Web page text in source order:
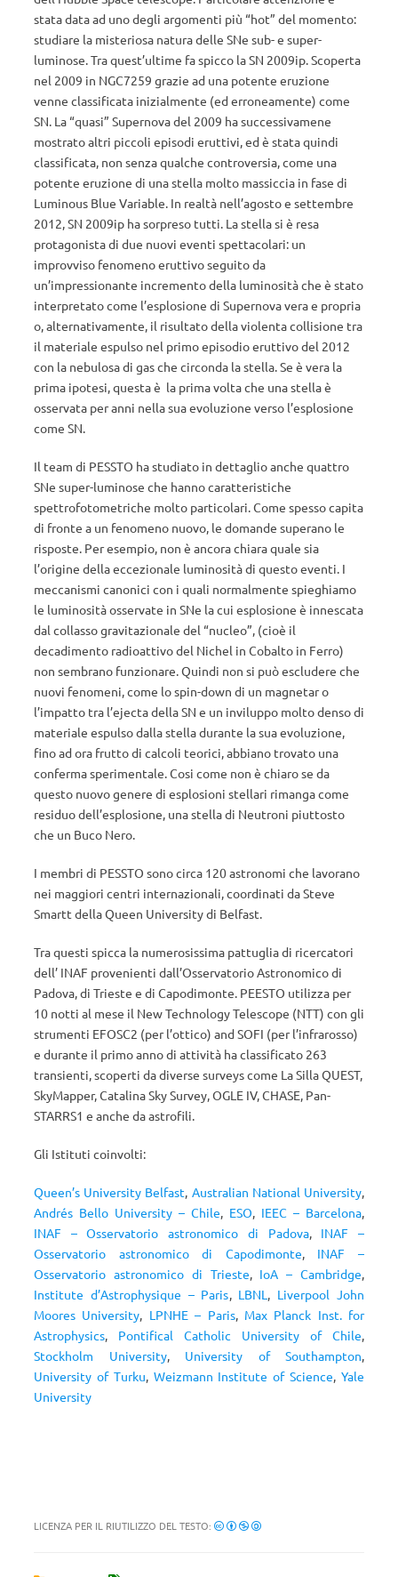
stata data ad uno degli argomenti più “hot” del momento:
studiare la misteriosa natura delle SNe sub- e super-
luminose. Tra quest’ultime fa spicco la SN 2009ip. Scoperta
nel 2009 in NGC7259 grazie ad una potente eruzione
venne classificata inizialmente (ed erroneamente) come
SN. La “quasi” Supernova del 2009 ha successivamene
mostrato altri piccoli episodi eruttivi, ed è stata quindi
classificata, non senza qualche controversia, come una
potente eruzione di una stella molto massiccia in fase di
Luminous Blue Variable. In realtà nell’agosto e settembre
2012, SN 2009ip ha sorpreso tutti. La stella si è resa
protagonista di due nuovi eventi spettacolari: un
improvviso fenomeno eruttivo seguito da
un’impressionante incremento della luminosità che è stato
interpretato come l’esplosione di Supernova vera e propria
o, alternativamente, il risultato della violenta collisione tra
il materiale espulso nel primo episodio eruttivo del 2012
con la nebulosa di gas che circonda la stella. Se è vera la
prima ipotesi, questa è la prima volta che una stella è
osservata per anni nella sua evoluzione verso l’esplosione
come SN.
Il team di PESSTO ha studiato in dettaglio anche quattro
SNe super-luminose che hanno caratteristiche
spettrofotometriche molto particolari. Come spesso capita
di fronte a un fenomeno nuovo, le domande superano le
risposte. Per esempio, non è ancora chiara quale sia
l’origine della eccezionale luminosità di questo eventi. I
meccanismi canonici con i quali normalmente spieghiamo
le luminosità osservate in SNe la cui esplosione è innescata
dal collasso gravitazionale del “nucleo”, (cioè il
decadimento radioattivo del Nichel in Cobalto in Ferro)
non sembrano funzionare. Quindi non si può escludere che
nuovi fenomeni, come lo spin-down di un magnetar o
l’impatto tra l’ejecta della SN e un inviluppo molto denso di
materiale espulso dalla stella durante la sua evoluzione,
fino ad ora frutto di calcoli teorici, abbiano trovato una
conferma sperimentale. Cosi come non è chiaro se da
questo nuovo genere di esplosioni stellari rimanga come
residuo dell’esplosione, una stella di Neutroni piuttosto
che un Buco Nero.
I membri di PESSTO sono circa 120 astronomi che lavorano
nei maggiori centri internazionali, coordinati da Steve
Smartt della Queen University di Belfast.
Tra questi spicca la numerosissima pattuglia di ricercatori
dell’ INAF provenienti dall’Osservatorio Astronomico di
Padova, di Trieste e di Capodimonte. PEESTO utilizza per
10 notti al mese il New Technology Telescope (NTT) con gli
strumenti EFOSC2 (per l’ottico) and SOFI (per l’infrarosso)
e durante il primo anno di attività ha classificato 263
transienti, scoperti da diverse surveys come La Silla QUEST,
SkyMapper, Catalina Sky Survey, OGLE IV, CHASE, Pan-
STARRS1 e anche da astrofili.
Gli Istituti coinvolti:
Queen’s University Belfast, Australian National University,
Andrés Bello University – Chile, ESO, IEEC – Barcelona,
INAF – Osservatorio astronomico di Padova, INAF –
Osservatorio astronomico di Capodimonte, INAF –
Osservatorio astronomico di Trieste, IoA – Cambridge,
Institute d’Astrophysique – Paris, LBNL , Liverpool John
Moores University, LPNHE – Paris, Max Planck Inst. for
Astrophysics, Pontifical Catholic University of Chile,
Stockholm University, University of Southampton,
University of Turku, Weizmann Institute of Science,Yale
University
LICENZA PER IL RIUTILIZZO DEL TESTO: